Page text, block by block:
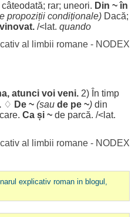
câteodată; rar; uneori. Din ~ în
propoziții condiționale) Dacă;
vinovat./<lat. quando
al limbii romane - NODEX
, atuncivoi veni.2) În timp
.♢ De ~ (saude pe ~)din
Ca și ~de parcă. /<lat.
al limbii romane - NODEX
explicativ roman in blogul,